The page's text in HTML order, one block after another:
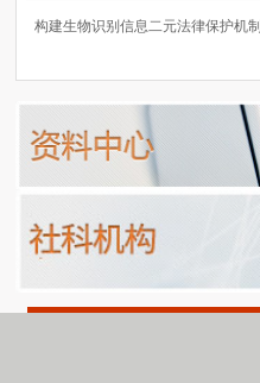
构建生物识别信息二元法律保护机制